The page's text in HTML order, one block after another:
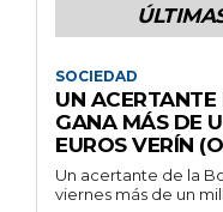
SOCIEDAD
UN
GANA MÁS DE
EUROS VERÍN
Un acertante de la
viernes más de un